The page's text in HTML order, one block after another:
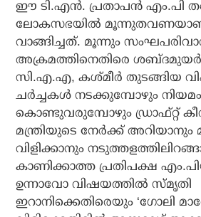
ഈ ടി.എന്‍. പ്രതാപന്‍ എം.പി
ലോകസഭയില്‍
വാങ്ങിച്ചത്. മൂന്നും
അക്രമത്തിനെതിരെ
സി.എ.എ, കശ്മീര്‍ തുടങ്ങിയ
ചര്‍ച്ചകള്‍ നടക്കുമ്പോഴും നിയമം
കൊണ്ടുവരുമ്പോഴും ഡ്രാഫ്റ്റ്
മന്ത്രിയുടെ നേര്‍ക്ക് അറിയാനും
വിളിക്കാനും
കാണിക്കാത്ത പ്രതിപക്ഷ
ഉന്നാവോ വിഷയത്തില്‍ സ്മൃതി
ഇറാനിക്കെതിരെയും ‘ഗോലി